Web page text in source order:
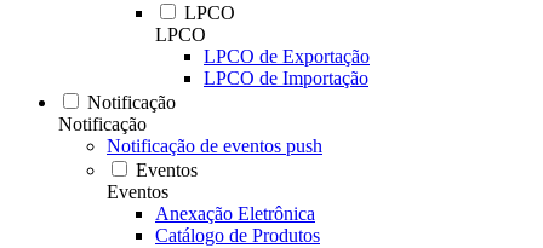
LPCO
LPCO
LPCO de Exportação
LPCO de Importação
Notificação
Notificação
Notificação de eventos push
Eventos
Eventos
Anexação Eletrônica
Catálogo de Produtos